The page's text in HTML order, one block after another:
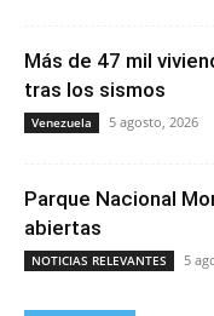
Más de 47 mil
tras los sismos
Venezuela 5 agosto, 2026
Parque Nacional
abiertas
NOTICIAS RELEVANTES 5